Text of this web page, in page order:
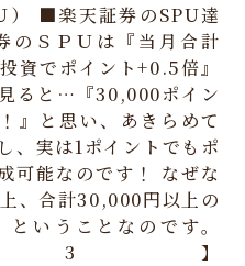
■楽天証券のSPU達
のＳＰＵは『当月合計
資でポイント+0.5倍』
ると…『30,000ポイン
』と思い、あきらめて
、実は1ポイントでもポ
可能なのです！
なぜな
、合計30,000円以上の
いうことなのです。
3】